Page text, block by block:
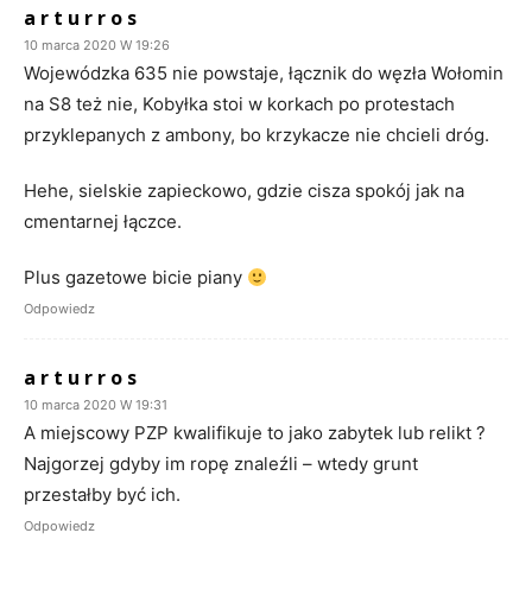
a r t u r r o s
10 marca 2020 W 19:26
Wojewódzka 635 nie powstaje, łącznik do węzła Wołomin
na S8 też nie, Kobyłka stoi w korkach po protestach
przyklepanych z ambony, bo krzykacze nie chcieli dróg.
Hehe, sielskie zapieckowo, gdzie cisza spokój jak na
cmentarnej łączce.
Plus gazetowe bicie piany
Odpowiedz
a r t u r r o s
10 marca 2020 W 19:31
A miejscowy PZP kwalifikuje to jako zabytek lub relikt ?
Najgorzej gdyby im ropę znaleźli – wtedy grunt
przestałby być ich.
Odpowiedz